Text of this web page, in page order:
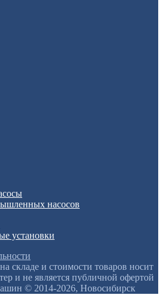
насосов
установки
складе и стоимости товаров носит
и не является публичной офертой
© 2014-2026, Новосибирск